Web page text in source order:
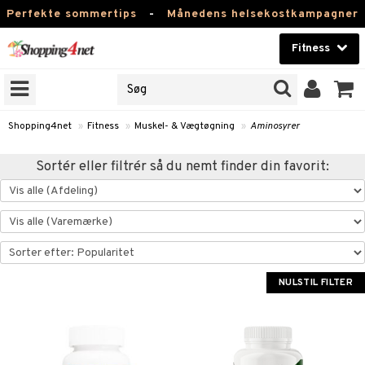
Perfekte sommertips - Månedens helsekostkampagner
Fitness
Skønhed
Kontaktlinser
Apotek
Fitness
Hjem & Indretning
Kampagner
Shopping4net » Fitness » Muskel- & Vægtøgning » Aminosyrer
Sortér eller filtrér så du nemt finder din favorit:
NULSTIL FILTER
& Tabletter
& Drikke